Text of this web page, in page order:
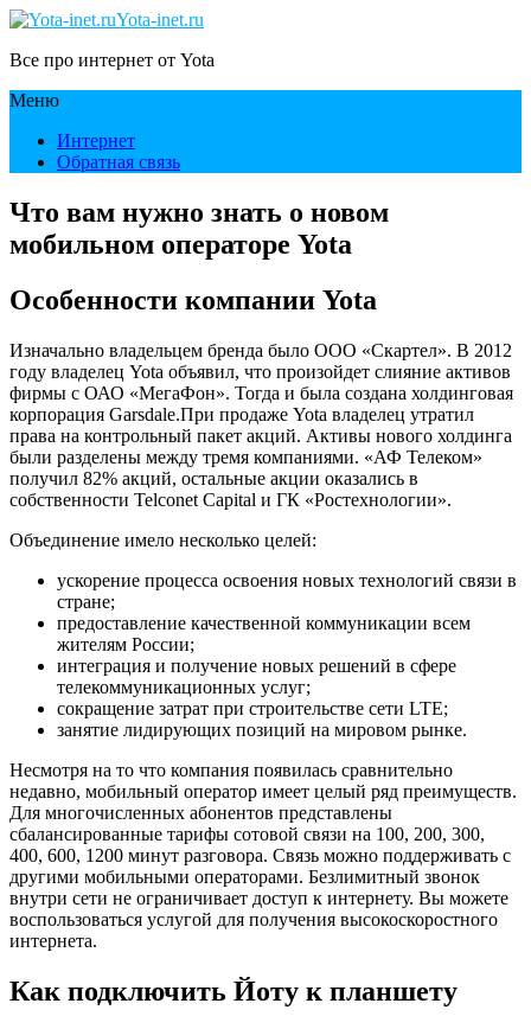
Yota-inet.ru
Все про интернет от Yota
Меню
Интернет
Обратная связь
Что вам нужно знать о новом
мобильном операторе Yota
Особенности компании Yota
Изначально владельцем бренда было ООО «Скартел». В 2012
году владелец Yota объявил, что произойдет слияние активов
фирмы с ОАО «МегаФон». Тогда и была создана холдинговая
корпорация Garsdale.При продаже Yota владелец утратил
права на контрольный пакет акций. Активы нового холдинга
были разделены между тремя компаниями. «АФ Телеком»
получил 82% акций, остальные акции оказались в
собственности Telconet Capital и ГК «Ростехнологии».
Объединение имело несколько целей:
ускорение процесса освоения новых технологий связи в
стране;
предоставление качественной коммуникации всем
жителям России;
интеграция и получение новых решений в сфере
телекоммуникационных услуг;
сокращение затрат при строительстве сети LTE;
занятие лидирующих позиций на мировом рынке.
Несмотря на то что компания появилась сравнительно
недавно, мобильный оператор имеет целый ряд преимуществ.
Для многочисленных абонентов представлены
сбалансированные тарифы сотовой связи на 100, 200, 300,
400, 600, 1200 минут разговора. Связь можно поддерживать с
другими мобильными операторами. Безлимитный звонок
внутри сети не ограничивает доступ к интернету. Вы можете
воспользоваться услугой для получения высокоскоростного
интернета.
Как подключить Йоту к планшету